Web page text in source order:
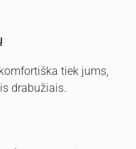
tiek jums,
drabužiais.